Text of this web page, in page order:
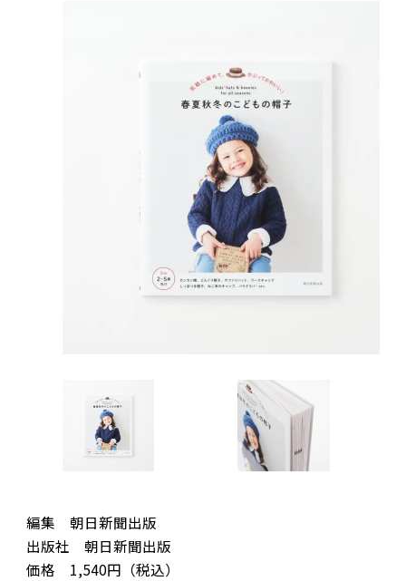
編集 朝日新聞出版
出版社 朝日新聞出版
価格 1,540円（税込）